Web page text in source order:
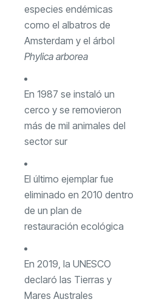
especies endémicas
como el albatros de
Amsterdam y el árbol
Phylica arborea
En 1987 se instaló un
cerco y se removieron
más de mil animales del
sector sur
El último ejemplar fue
eliminado en 2010 dentro
de un plan de
restauración ecológica
En 2019, la UNESCO
declaró las Tierras y
Mares Australes